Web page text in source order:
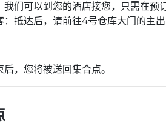
我们可以到您的酒店接您，只需在预
：抵达后，请前往4号仓库大门的主
后，您将被送回集合点。